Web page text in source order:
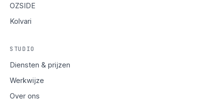
OZSIDE
Kolvari
STUDIO
Diensten & prijzen
Werkwijze
Over ons